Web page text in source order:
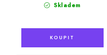
Skladem